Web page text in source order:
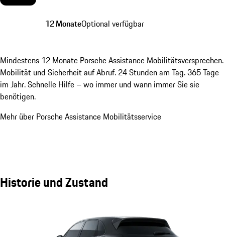
12 MonateOptional verfügbar
Mindestens 12 Monate Porsche Assistance Mobilitätsversprechen.
Mobilität und Sicherheit auf Abruf. 24 Stunden am Tag. 365 Tage
im Jahr. Schnelle Hilfe – wo immer und wann immer Sie sie
benötigen.
Mehr über Porsche Assistance Mobilitätsservice
Historie und Zustand